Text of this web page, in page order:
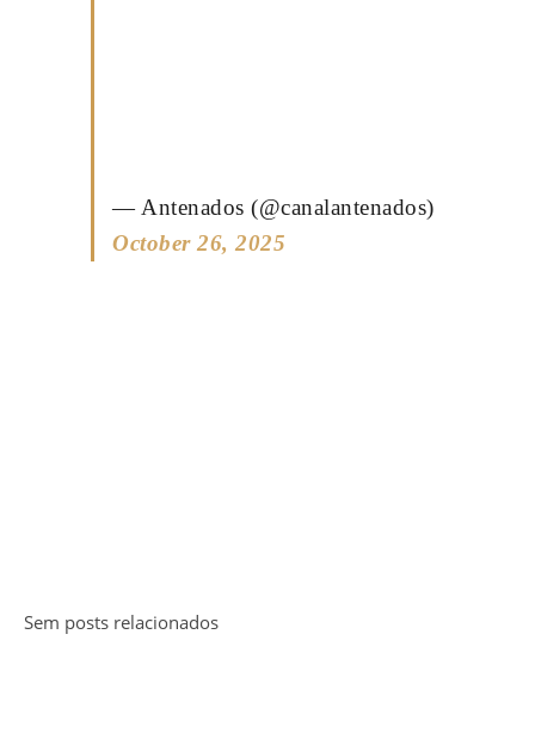
— Antenados (@canalantenados)
October 26, 2025
Sem posts relacionados